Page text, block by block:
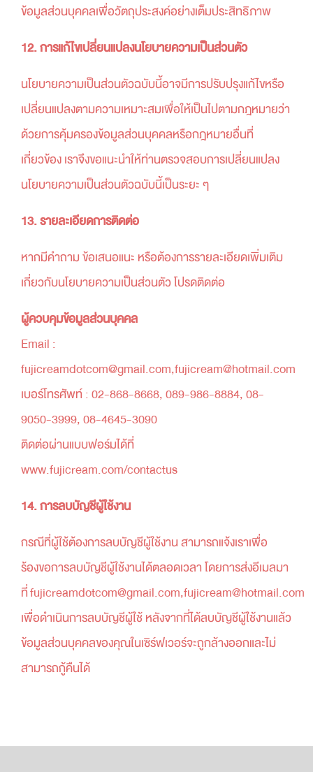
ข้อมูลส่วนบุคคลเพื่อวัตถุประสงค์อย่างเต็มประสิทธิภาพ
12. การแก้ไขเปลี่ยนแปลงนโยบายความเป็นส่วนตัว
นโยบายความเป็นส่วนตัวฉบับนี้อาจมีการปรับปรุงแก้ไขหรือ
เปลี่ยนแปลงตามความเหมาะสมเพื่อให้เป็นไปตามกฎหมายว่า
ด้วยการคุ้มครองข้อมูลส่วนบุคคลหรือกฎหมายอื่นที่
เกี่ยวข้อง เราจึงขอแนะนำให้ท่านตรวจสอบการเปลี่ยนแปลง
นโยบายความเป็นส่วนตัวฉบับนี้เป็นระยะ ๆ
13. รายละเอียดการติดต่อ
หากมีคำถาม ข้อเสนอแนะ หรือต้องการรายละเอียดเพิ่มเติม
เกี่ยวกับนโยบายความเป็นส่วนตัว โปรดติดต่อ
ผู้ควบคุมข้อมูลส่วนบุคคล
Email :
fujicreamdotcom@gmail.com,fujicream@hotmail.com
เบอร์โทรศัพท์ : 02-868-8668, 089-986-8884, 08-
9050-3999, 08-4645-3090
ติดต่อผ่านแบบฟอร์มได้ที่
www.fujicream.com/contactus
14. การลบบัญชีผู้ใช้งาน
กรณีที่ผู้ใช้ต้องการลบบัญชีผู้ใช้งาน สามารถแจ้งเราเพื่อ
ร้องขอการลบบัญชีผู้ใช้งานได้ตลอดเวลา โดยการส่งอีเมลมา
ที่ fujicreamdotcom@gmail.com,fujicream@hotmail.com
เพื่อดำเนินการลบบัญชีผู้ใช้ หลังจากที่ได้ลบบัญชีผู้ใช้งานแล้ว
ข้อมูลส่วนบุคคลของคุณในเซิร์ฟเวอร์จะถูกล้างออกและไม่
สามารถกู้คืนได้